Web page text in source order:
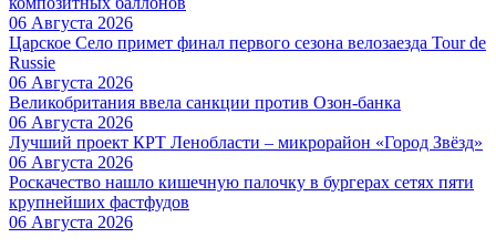
06 Августа 2026
Царское Село примет финал первого сезона велозаезда Tour de
Russie
06 Августа 2026
Великобритания ввела санкции против Озон-банка
06 Августа 2026
Лучший проект КРТ Ленобласти – микрорайон «Город Звёзд»
06 Августа 2026
Роскачество нашло кишечную палочку в бургерах сетях пяти
крупнейших фастфудов
06 Августа 2026